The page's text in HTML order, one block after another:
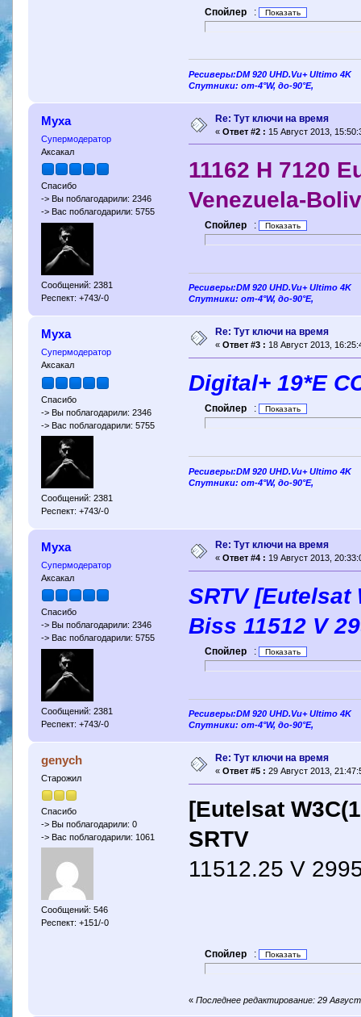
Спойлер :
Ресиверы:DM 920 UHD.Vu+ Ultimo 4K
Спутники: от-4°W, до-90°E,
Муха
Супермодератор
Аксакал
Спасибо
-> Вы поблагодарили: 2346
-> Вас поблагодарили: 5755
Сообщений: 2381
Респект: +743/-0
Re: Тут ключи на время
« Ответ #2 : 15 Август 2013,
11162 H 7120
Venezuela-
Спойлер :
Ресиверы:DM 920 UHD.Vu+ Ultimo 4K
Спутники: от-4°W, до-90°E,
Муха
Супермодератор
Аксакал
Спасибо
-> Вы поблагодарили: 2346
-> Вас поблагодарили: 5755
Сообщений: 2381
Респект: +743/-0
Re: Тут ключи на время
« Ответ #3 : 18 Август 2013,
Digital+ 19*E
Спойлер :
Ресиверы:DM 920 UHD.Vu+ Ultimo 4K
Спутники: от-4°W, до-90°E,
Муха
Супермодератор
Аксакал
Спасибо
-> Вы поблагодарили: 2346
-> Вас поблагодарили: 5755
Сообщений: 2381
Респект: +743/-0
Re: Тут ключи на время
« Ответ #4 : 19 Август 2013,
SRTV [Eutelsat
Biss 11512 V
Спойлер :
Ресиверы:DM 920 UHD.Vu+ Ultimo 4K
Спутники: от-4°W, до-90°E,
genych
Старожил
Спасибо
-> Вы поблагодарили: 0
-> Вас поблагодарили: 1061
Сообщений: 546
Респект: +151/-0
Re: Тут ключи на время
« Ответ #5 : 29 Август 2013,
[Eutelsat
SRTV
11512.25 V
Спойлер :
«Последнее редактирование: 29